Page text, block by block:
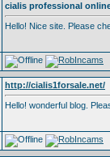
cialis professional
Hello! Nice site. Please
http://cialis1forsale.net/
Hello! wonderful blog.